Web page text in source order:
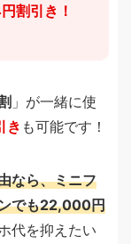
割引き！
」が一緒に使
き も可能です！
なら、ミニフ
でも22,000円
代を抑えたい